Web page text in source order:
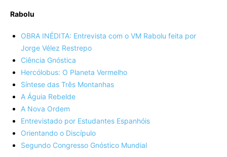
Rabolu
OBRA INÉDITA: Entrevista com o VM Rabolu feita por
Jorge Vélez Restrepo
Ciência Gnóstica
Hercólobus: O Planeta Vermelho
Síntese das Três Montanhas
A Águia Rebelde
A Nova Ordem
Entrevistado por Estudantes Espanhóis
Orientando o Discípulo
Segundo Congresso Gnóstico Mundial